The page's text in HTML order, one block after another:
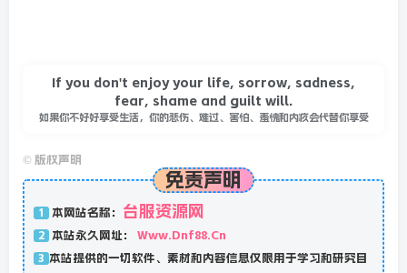
If you don't enjoy your life, sorrow, sadness,
fear, shame and guilt will.
如果你不好好享受生活，你的悲伤、难过、害怕、羞愧和内疚会代替你享受
© 版权声明
免责声明
1 本网站名称： 台服资源网
2 本站永久网址： Www.Dnf88.Cn
3 本站提供的一切软件、素材和内容信息仅限用于学习和研究目